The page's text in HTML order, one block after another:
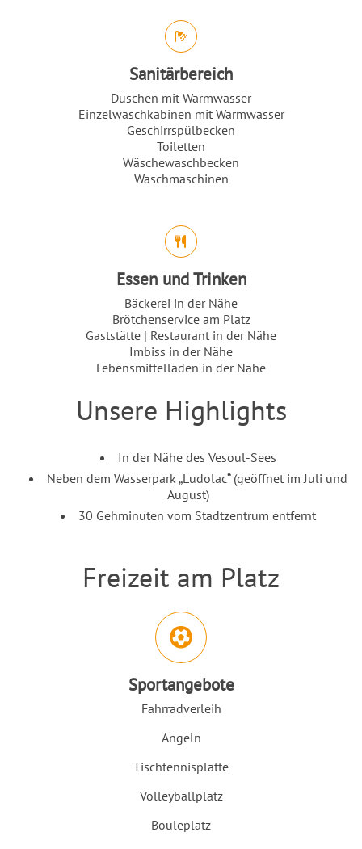
Sanitärbereich
Duschen mit Warmwasser
Einzelwaschkabinen mit Warmwasser
Geschirrspülbecken
Toiletten
Wäschewaschbecken
Waschmaschinen
Essen und Trinken
Bäckerei in der Nähe
Brötchenservice am Platz
Gaststätte | Restaurant in der Nähe
Imbiss in der Nähe
Lebensmittelladen in der Nähe
Einleitung
Unsere Highlights
In der Nähe des Vesoul-Sees
Neben dem Wasserpark „Ludolac“ (geöffnet im Juli und
August)
30 Gehminuten vom Stadtzentrum entfernt
Einleitung
Freizeit am Platz
Abschnitt für Icons und Features
Sportangebote
Fahrradverleih
Angeln
Tischtennisplatte
Volleyballplatz
Bouleplatz